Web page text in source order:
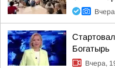
Богатырь
Вчера,